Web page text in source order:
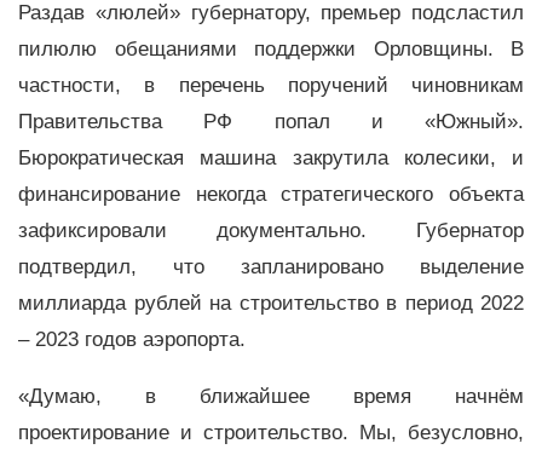
Раздав «люлей» губернатору, премьер подсластил
пилюлю обещаниями поддержки Орловщины. В
частности, в перечень поручений чиновникам
Правительства РФ попал и «Южный».
Бюрократическая машина закрутила колесики, и
финансирование некогда стратегического объекта
зафиксировали документально. Губернатор
подтвердил, что запланировано выделение
миллиарда рублей на строительство в период 2022
– 2023 годов аэропорта.
«Думаю, в ближайшее время начнём
проектирование и строительство. Мы, безусловно,